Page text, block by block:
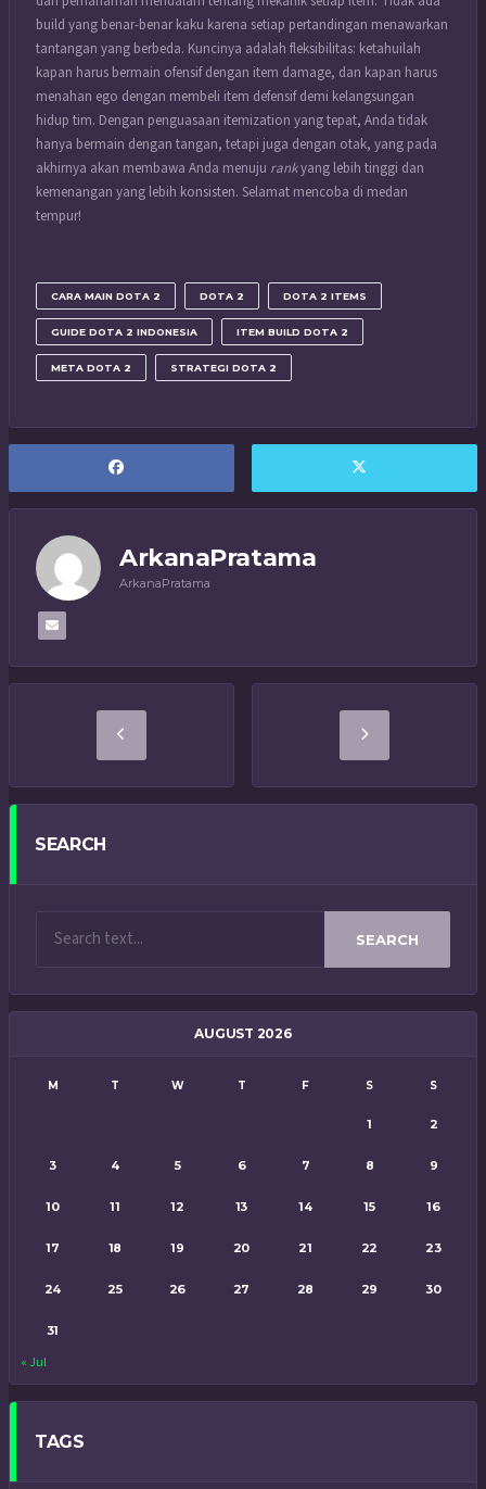
build yang benar-benar kaku karena setiap pertandingan menawarkan
tantangan yang berbeda. Kuncinya adalah fleksibilitas: ketahuilah
kapan harus bermain ofensif dengan item damage, dan kapan harus
menahan ego dengan membeli item defensif demi kelangsungan
hidup tim. Dengan penguasaan itemization yang tepat, Anda tidak
hanya bermain dengan tangan, tetapi juga dengan otak, yang pada
akhirnya akan membawa Anda menuju rankyang lebih tinggi dan
kemenangan yang lebih konsisten. Selamat mencoba di medan
tempur!
CARA MAIN DOTA 2 DOTA 2 DOTA 2 ITEMS
GUIDE DOTA 2 INDONESIA ITEM BUILD DOTA 2
META DOTA 2 STRATEGI DOTA 2
ArkanaPratama
ArkanaPratama
SEARCH
SEARCH
AUGUST 2026
M T W T F S S
1 2
3 4 5 6 7 8 9
10 11 12 13 14 15 16
17 18 19 20 21 22 23
24 25 26 27 28 29 30
31
« Jul
TAGS